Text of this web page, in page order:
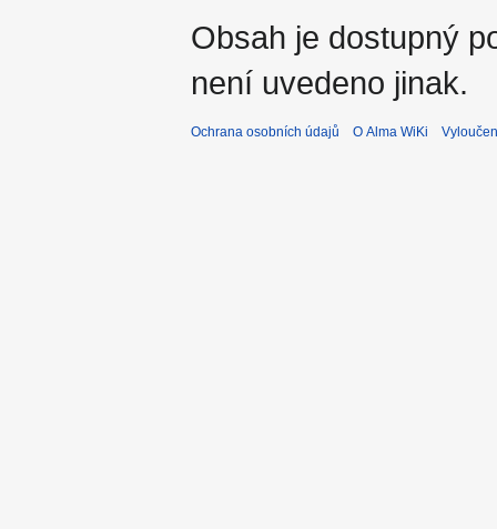
Obsah je dostupný
není uvedeno jinak.
Ochrana osobních údajů O Alma WiKi